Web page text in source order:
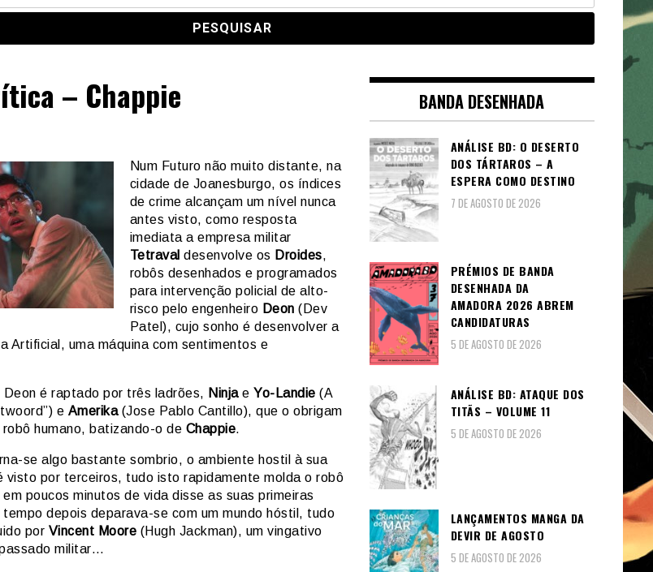
– Chappie
Num Futuro não muito distante, na
cidade de Joanesburgo, os índices
de crime alcançam um nível nunca
antes visto, como resposta
imediata a empresa militar
Tetraval desenvolve os Droides,
robôs desenhados e programados
para intervenção policial de alto-
risco pelo engenheiro Deon (Dev
Patel), cujo sonho é desenvolver a
Artificial, uma máquina com sentimentos e
Deon é raptado por três ladrões, Ninjae Yo-Landie (A
e Amerika (Jose Pablo Cantillo), que o obrigam
humano, batizando-o de Chappie.
se algo bastante sombrio, o ambiente hostil à sua
visto por terceiros, tudo isto rapidamente molda o robô
poucos minutos de vida disse as suas primeiras
depois deparava-se com um mundo hóstil, tudo
por Vincent Moore (Hugh Jackman), um vingativo
militar…
BANDA DESENHADA
ANÁLISE BD: O DESERTO
DOS TÁRTAROS – A
ESPERA COMO DESTINO
7 DE AGOSTO DE 2026
PRÉMIOS DE BANDA
DESENHADA DA
AMADORA 2026 ABREM
CANDIDATURAS
5 DE AGOSTO DE 2026
ANÁLISE BD: ATAQUE DOS
TITÃS – VOLUME 11
5 DE AGOSTO DE 2026
LANÇAMENTOS MANGA DA
DEVIR DE AGOSTO
5 DE AGOSTO DE 2026